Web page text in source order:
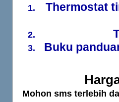
Thermostat
Buku
Mohon sms terlebih